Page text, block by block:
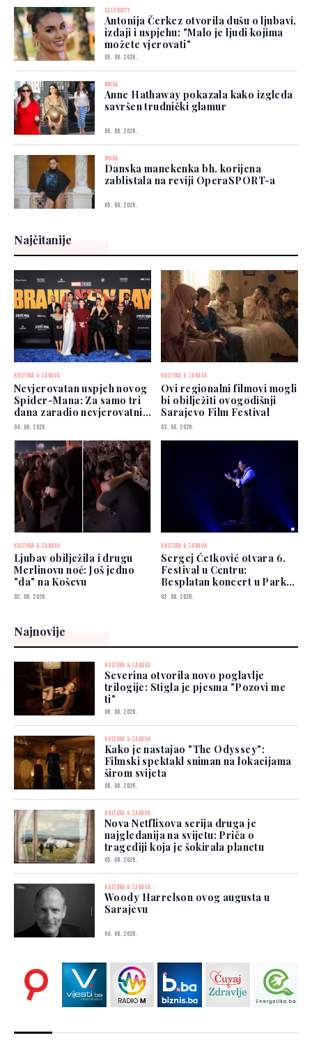
CELEBRITY
Antonija Čerkez otvorila dušu o ljubavi,
izdaji i uspjehu: "Malo je ljudi kojima
možete vjerovati"
05. 08. 2026.
MODA
Anne Hathaway pokazala kako izgleda
savršen trudnički glamur
05. 08. 2026.
MODA
Danska manekenka bh. korijena
zablistala na reviji OperaSPORT-a
05. 08. 2026.
Najčitanije
KULTURA & ZABAVA
Nevjerovatan uspjeh novog
Spider-Mana: Za samo tri
dana zaradio nevjerovatnih
927 miliona dolara
04. 08. 2026.
KULTURA & ZABAVA
Ovi regionalni filmovi mogli
bi obilježiti ovogodišnji
Sarajevo Film Festival
03. 08. 2026.
KULTURA & ZABAVA
Ljubav obilježila i drugu
Merlinovu noć: Još jedno
"da" na Koševu
02. 08. 2026.
KULTURA & ZABAVA
Sergej Ćetković otvara 6.
Festival u Centru:
Besplatan koncert u Parku
Hastahana
02. 08. 2026.
Najnovije
KULTURA & ZABAVA
Severina otvorila novo poglavlje
trilogije: Stigla je pjesma "Pozovi me
ti"
06. 08. 2026.
KULTURA & ZABAVA
Kako je nastajao "The Odyssey":
Filmski spektakl sniman na lokacijama
širom svijeta
06. 08. 2026.
KULTURA & ZABAVA
Nova Netflixova serija druga je
najgledanija na svijetu: Priča o
tragediji koja je šokirala planetu
05. 08. 2026.
KULTURA & ZABAVA
Woody Harrelson ovog augusta u
Sarajevu
04. 08. 2026.